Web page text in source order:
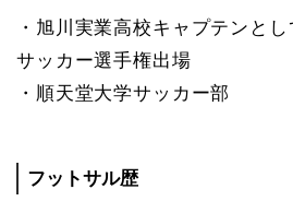
・旭川実業高校キャプテンと
サッカー選手権出場
・順天堂大学サッカー部
フットサル歴